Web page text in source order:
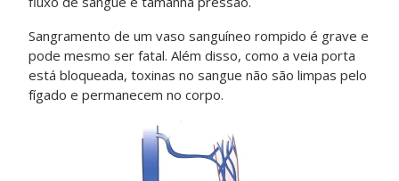
Sangramento de um vaso sanguíneo rompido é grave e
pode mesmo ser fatal. Além disso, como a veia porta
está bloqueada, toxinas no sangue não são limpas pelo
fígado e permanecem no corpo.